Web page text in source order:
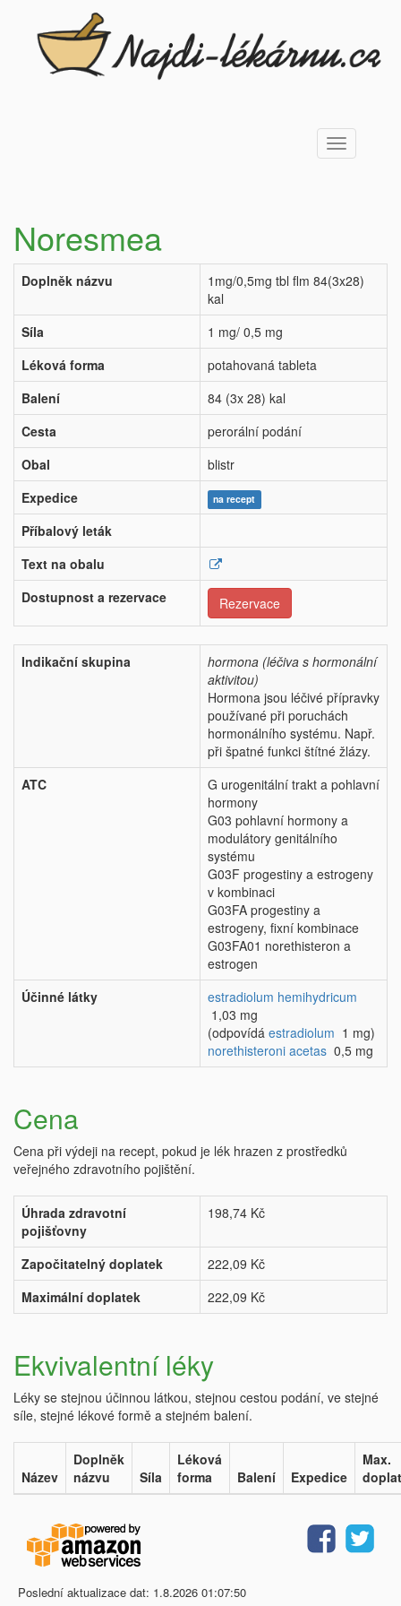
Toggle
navigation
Noresmea
Doplněk názvu
1mg/0,5mg tbl flm 84(3x28)
kal
Síla
1 mg/ 0,5 mg
Léková forma
potahovaná tableta
Balení
84 (3x 28) kal
Cesta
perorální podání
Obal
blistr
Expedice
na recept
Příbalový leták
Text na obalu
Dostupnost a rezervace
Rezervace
Indikační skupina
hormona (léčiva s hormonální
aktivitou)
Hormona jsou léčivé přípravky
používané při poruchách
hormonálního systému. Např.
při špatné funkci štítné žlázy.
ATC
G urogenitální trakt a pohlavní
hormony
G03 pohlavní hormony a
modulátory genitálního
systému
G03F progestiny a estrogeny
v kombinaci
G03FA progestiny a
estrogeny, fixní kombinace
G03FA01 norethisteron a
estrogen
Účinné látky
estradiolum hemihydricum
1,03 mg
(odpovídá estradiolum 1 mg)
norethisteroni acetas 0,5 mg
Cena
Cena při výdeji na recept, pokud je lék hrazen z prostředků
veřejného zdravotního pojištění.
Úhrada zdravotní
pojišťovny
198,74 Kč
Započitatelný doplatek
222,09 Kč
Maximální doplatek
222,09 Kč
Ekvivalentní léky
Léky se stejnou účinnou látkou, stejnou cestou podání, ve stejné
síle, stejné lékové formě a stejném balení.
Název
Doplněk
názvu
Síla
Léková
forma
Balení Expedice
Max.
Poslední aktualizace dat: 1.8.2026 01:07:50